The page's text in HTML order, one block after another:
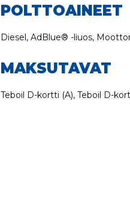
POLTTOAINEET
Diesel, AdBlue® -liuos,
MAKSUTAVAT
Teboil D-kortti (A), Teboil D-